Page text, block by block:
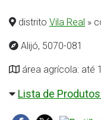
distrito Vila Real »
Alijó, 5070-081
área agrícola: até
Lista de